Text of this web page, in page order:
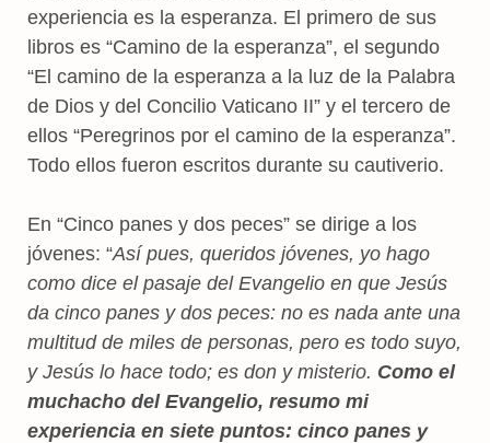
experiencia es la esperanza. El primero de sus
libros es “Camino de la esperanza”, el segundo
“El camino de la esperanza a la luz de la Palabra
de Dios y del Concilio Vaticano II” y el tercero de
ellos “Peregrinos por el camino de la esperanza”.
Todo ellos fueron escritos durante su cautiverio.
En “Cinco panes y dos peces” se dirige a los
jóvenes: “Así pues, queridos jóvenes, yo hago
como dice el pasaje del Evangelio en que Jesús
da cinco panes y dos peces: no es nada ante una
multitud de miles de personas, pero es todo suyo,
y Jesús lo hace todo; es don y misterio. Como el
muchacho del Evangelio, resumo mi
experiencia en siete puntos: cinco panes y